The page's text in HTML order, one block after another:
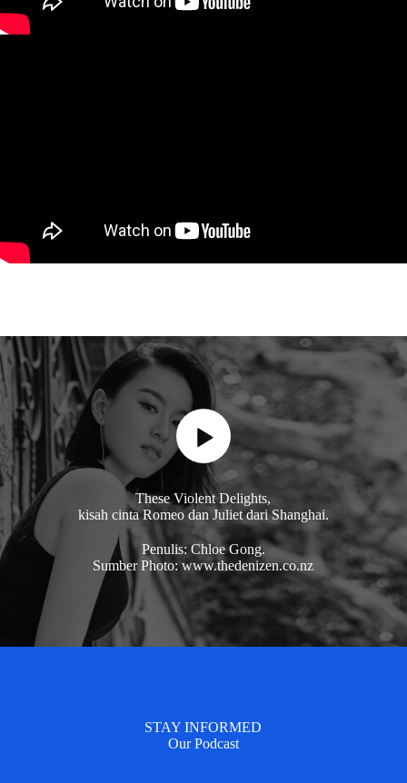
These Violent Delights,
kisah cinta Romeo dan Juliet dari Shanghai.
Penulis: Chloe Gong.
Sumber Photo: www.thedenizen.co.nz
STAY INFORMED
Our Podcast